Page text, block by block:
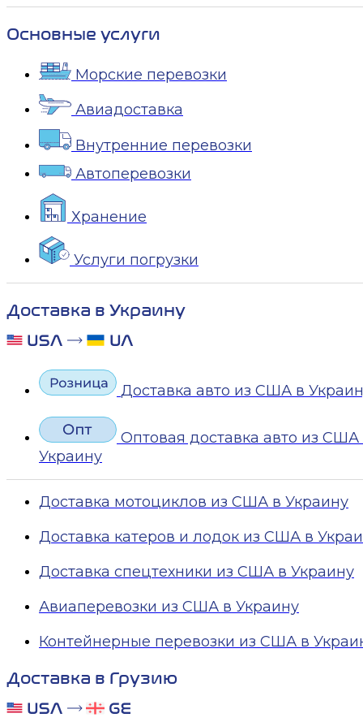
Основные услуги
Морские перевозки
Авиадоставка
Внутренние перевозки
Автоперевозки
Хранение
Услуги погрузки
Доставка в Украину
Доставка авто из США в
Оптовая доставка авто из США
Украину
Доставка мотоциклов из США в Украину
Доставка катеров и лодок из США в
Доставка спецтехники из США в Украину
Авиаперевозки из США в Украину
Контейнерные перевозки из США в
Доставка в Грузию